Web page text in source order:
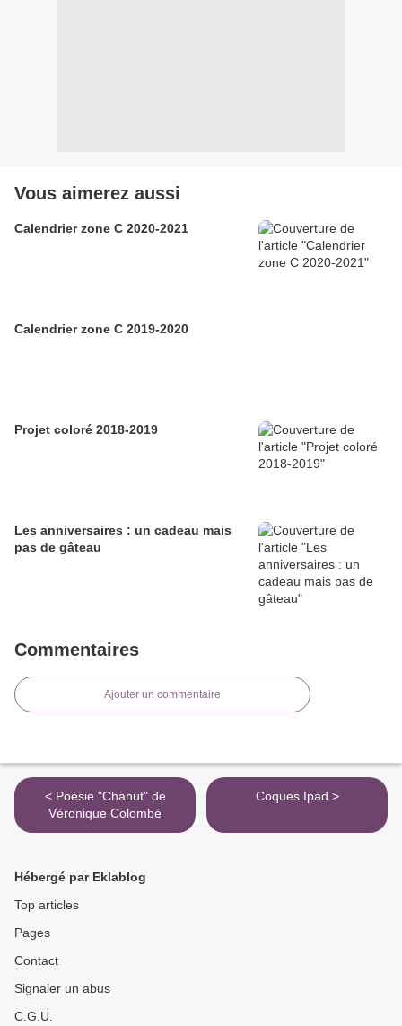
Vous aimerez aussi
Calendrier zone C 2020-2021
Calendrier zone C 2019-2020
Projet coloré 2018-2019
Les anniversaires : un cadeau mais
pas de gâteau
Commentaires
Ajouter un commentaire
< Poésie "Chahut" de
Véronique Colombé
Coques Ipad >
Hébergé par Eklablog
Top articles
Pages
Contact
Signaler un abus
C.G.U.